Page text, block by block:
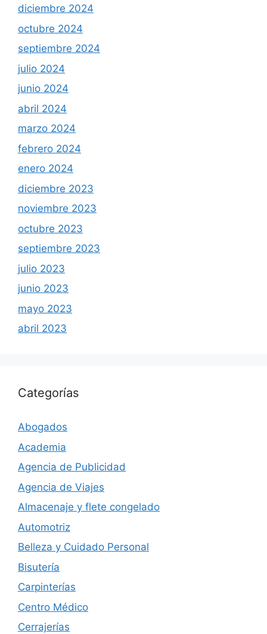
diciembre 2024
octubre 2024
septiembre 2024
julio 2024
junio 2024
abril 2024
marzo 2024
febrero 2024
enero 2024
diciembre 2023
noviembre 2023
octubre 2023
septiembre 2023
julio 2023
junio 2023
mayo 2023
abril 2023
Categorías
Abogados
Academia
Agencia de Publicidad
Agencia de Viajes
Almacenaje y flete congelado
Automotriz
Belleza y Cuidado Personal
Bisutería
Carpinterías
Centro Médico
Cerrajerías